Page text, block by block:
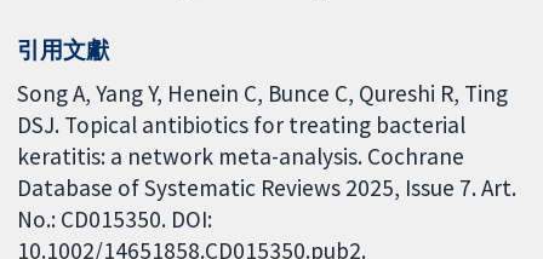
引用文獻
Song A, Yang Y, Henein C, Bunce C, Qureshi R, Ting
DSJ. Topical antibiotics for treating bacterial
keratitis: a network meta-analysis. Cochrane
Database of Systematic Reviews 2025, Issue 7. Art.
No.: CD015350. DOI:
10.1002/14651858.CD015350.pub2.